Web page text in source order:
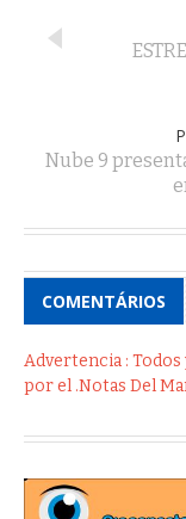
Nube 9
COMENTÁRIOS
Advertencia :
por el .Notas Del